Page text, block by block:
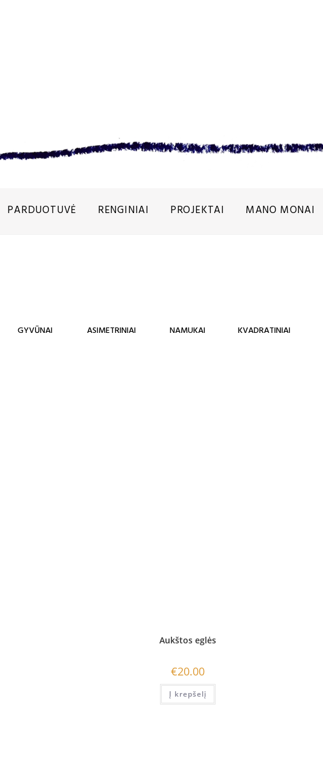
PARDUOTUVĖ RENGINIAI PROJEKTAI MANO MONAI
GYVŪNAI ASIMETRINIAI NAMUKAI KVADRATINIAI
Aukštos eglės
€20.00
Į krepšelį